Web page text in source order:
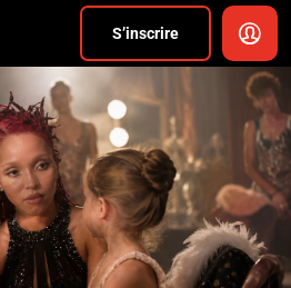
S’inscrire
ANNONCER
FAQ
S’inscrire